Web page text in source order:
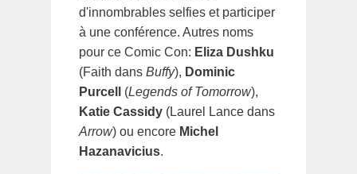
d'innombrables selfies et participer
à une conférence. Autres noms
pour ce Comic Con: Eliza Dushku
(Faith dans Buffy), Dominic
Purcell
(Legends of Tomorrow),
Katie Cassidy (Laurel Lance dans
Arrow) ou encore Michel
Hazanavicius.